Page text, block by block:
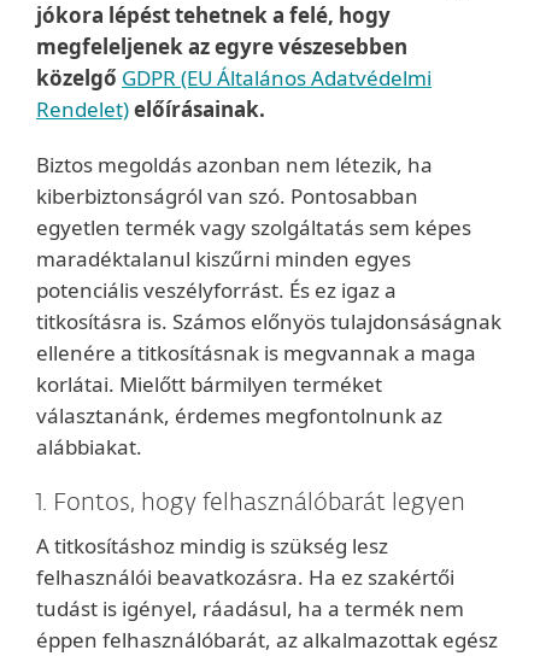
jókora lépést tehetnek a felé, hogy
megfeleljenek az egyre vészesebben
közelgő GDPR (EU Általános Adatvédelmi
Rendelet)előírásainak.
Biztos megoldás azonban nem létezik, ha
kiberbiztonságról van szó. Pontosabban
egyetlen termék vagy szolgáltatás sem képes
maradéktalanul kiszűrni minden egyes
potenciális veszélyforrást. És ez igaz a
titkosításra is. Számos előnyös tulajdonsáságnak
ellenére a titkosításnak is megvannak a maga
korlátai. Mielőtt bármilyen terméket
választanánk, érdemes megfontolnunk az
alábbiakat.
1. Fontos, hogy felhasználóbarát legyen
A titkosításhoz mindig is szükség lesz
felhasználói beavatkozásra. Ha ez szakértői
tudást is igényel, ráadásul, ha a termék nem
éppen felhasználóbarát, az alkalmazottak egész